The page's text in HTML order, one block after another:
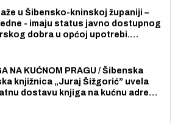
u Šibensko-kninskoj županiji –
- imaju status javno dostupnog
dobra u općoj upotrebi.
NA KUĆNOM PRAGU / Šibenska
knjižnica „Juraj Šižgorić” uvela
dostavu knjiga na kućnu adresu